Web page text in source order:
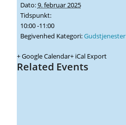
Dato:9. februar 2025
Tidspunkt:
10:00 -11:00
Begivenhed Kategori:Gudstjenester
+ Google Calendar+ iCal Export
Related Events